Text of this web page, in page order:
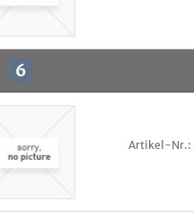
6
Artikel-Nr.: